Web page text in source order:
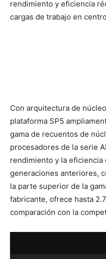
rendimiento y eficiencia
cargas de trabajo en
Con arquitectura de
plataforma SP5
gama de recuentos de
procesadores de la serie
rendimiento y la eficiencia
generaciones anteriores,
la parte superior de la
fabricante, ofrece hasta
comparación con la